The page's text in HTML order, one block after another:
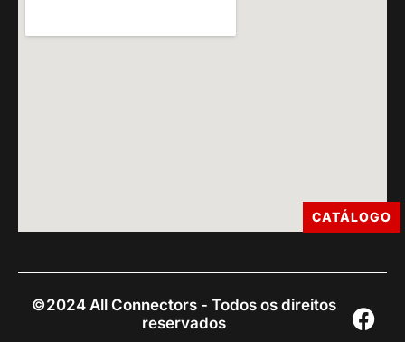
©2024 All Connectors - Todos os direitos
reservados
CATÁLOGO